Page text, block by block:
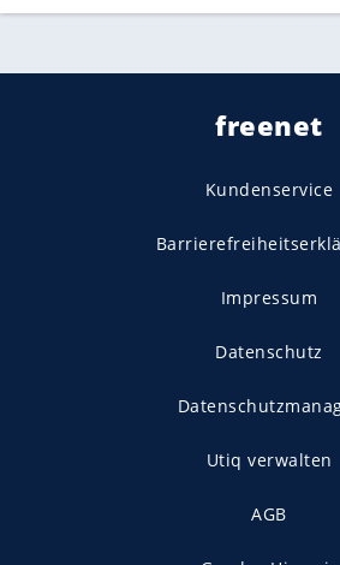
freenet
Kundenservice
Impressum
Datenschutz
Utiq verwalten
AGB